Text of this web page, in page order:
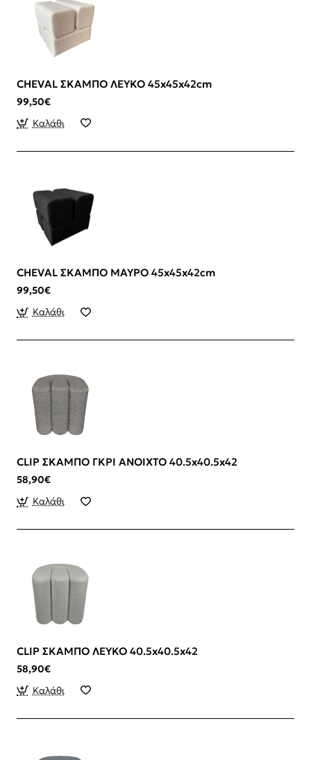
CHEVAL ΣΚΑΜΠΟ ΛΕΥΚΟ 45x45x42cm
99,50€
Καλάθι
CHEVAL ΣΚΑΜΠΟ ΜΑΥΡΟ 45x45x42cm
99,50€
Καλάθι
CLIP ΣΚΑΜΠΟ ΓΚΡΙ ΑΝΟΙΧΤΟ 40.5x40.5x42
58,90€
Καλάθι
CLIP ΣΚΑΜΠΟ ΛΕΥΚΟ 40.5x40.5x42
58,90€
Καλάθι